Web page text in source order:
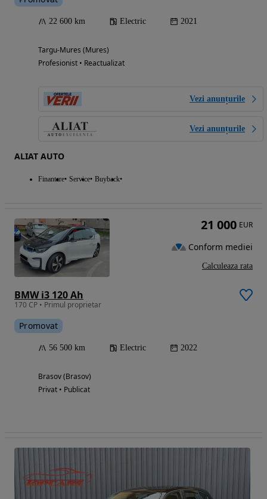
22 600 km Electric 2021
Targu-Mures (Mures)
Profesionist • Reactualizat
Vezi anunțurile
Vezi anunțurile
ALIAT AUTO
Finantare Service Buyback
BMW i3 120 Ah
170 CP • Primul proprietar
Promovat
56 500 km Electric 2022
Brasov (Brasov)
Privat • Publicat
21 000 EUR
Conform mediei
Calculeaza rata